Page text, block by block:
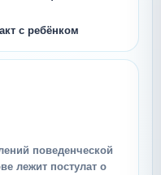
с ребёнком
поведенческой
лежит постулат о